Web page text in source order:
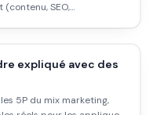
SEO,
expliqué avec des
5P du mix marketing,